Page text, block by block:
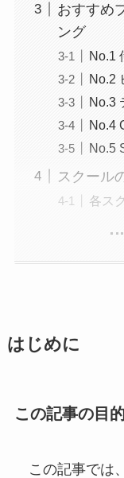
おすすめ
ング
No.1
No.2
No.3
No.4
No.5
スクール
各ス
はじめに
この記事の目的
この記事では